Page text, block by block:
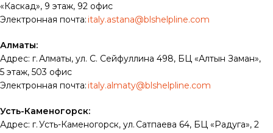
«Каскад», 9 этаж, 92 офис
Электронная почта: italy.astana@blshelpline.com
Алматы:
Адрес: г. Алматы, ул. С. Сейфуллина 498, БЦ «Алтын Заман»,
5 этаж, 503 офис
Электронная почта: italy.almaty@blshelpline.com
Усть-Каменогорск:
Адрес: г. Усть-Каменогорск, ул. Сатпаева 64, БЦ «Радуга», 2